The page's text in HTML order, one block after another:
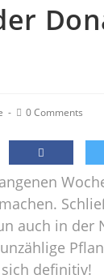
0 Comments
auch in der
definitiv!